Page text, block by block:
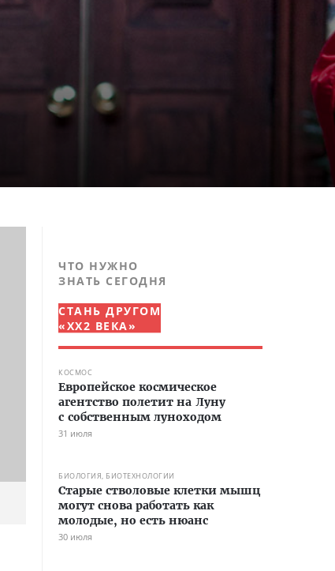
ЧТО НУЖНО
ЗНАТЬ СЕГОДНЯ
СТАНЬ ДРУГОМ
«XX2 ВЕКА»
КОСМОС
Европейское космическое
агентство полетит на Луну
с собственным луноходом
31 июля
БИОЛОГИЯ, БИОТЕХНОЛОГИИ
Старые стволовые клетки мышц
могут снова работать как
молодые, но есть нюанс
30 июля